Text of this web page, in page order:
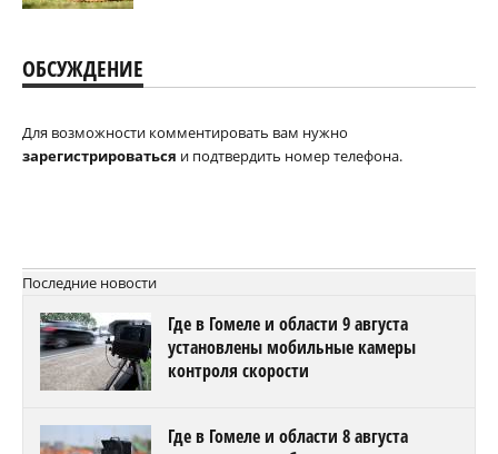
ОБСУЖДЕНИЕ
Для возможности комментировать вам нужно
зарегистрироваться и подтвердить номер телефона.
Последние новости
Где в Гомеле и области 9 августа
установлены мобильные камеры
контроля скорости
Где в Гомеле и области 8 августа